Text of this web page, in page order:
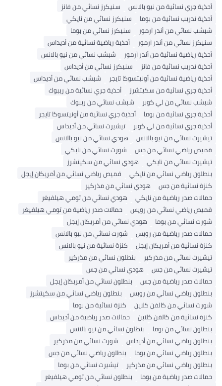
أحذية جري نسائية من نيو بالانس
سنيكرز نسائي من فانز
أحذية تدريب نسائية من بوما
سنيكرز نسائي من نايكي
شبشب نسائي من أندر آرمور
سنيكرز نسائي من بوما
سنيكرز نسائي من أندر آرمور
أحذية رياضية نسائية من أديداس
أحذية رياضية نسائية من أندر آرمور
شبشب نسائي من نيو بالانس
أحذية تدريب نسائية من فانز
سنيكرز نسائي من أديداس
أحذية رياضية نسائية من أونيتسوكا تايجر
شبشب نسائي من أديداس
أحذية جري نسائية من سكيتشرز
أحذية جري نسائية من ريبوك
شبشب نسائي من لي كوبر
شبشب نسائي من ريبوك
أحذية جري نسائية من بوما
أحذية جري نسائية من أونيتسوكا تايجر
أحذية جري نسائية من لي كوبر
تيشيرت نسائي من أديداس
تيشيرت نسائي من نيو بالانس
هودي نسائي من نيو بالانس
قميص رياضي نسائي من جس
شورت نسائي من نايكي
تيشيرت نسائي من نايكي
هودي نسائي من سكيتشرز
بنطلون رياضي نسائي من نايكي
قميص رياضي نسائي من أمريكان إيجل
كنزة نسائية من جس
هودي نسائي من مذركير
حمالات صدر رياضية من نايكي
هودي نسائي من تومي هيلفيغر
قميص رياضي نسائي من رويس
حمالات صدر رياضية من تومي هيلفيغر
شورت نسائي من بوما
هودي نسائي من أمريكان إيجل
حمالات صدر رياضية من رويس
شورت نسائي من نيو بالانس
كنزة نسائية من أمريكان إيجل
كنزة نسائية من نيو بالانس
تيشيرت نسائي من مذركير
بنطلون نسائي من مذركير
تيشيرت نسائي من جس
هودي نسائي من جس
حمالات صدر رياضية من جس
بنطلون نسائي من أمريكان إيجل
بنطلون رياضي نسائي من رويس
بنطلون رياضي نسائي من سكيتشرز
شورت نسائي من كالفن كلاين
كنزة نسائية من بوما
كنزة نسائية من كالفن كلاين
حمالات صدر رياضية من أديداس
بنطلون نسائي من بوما
بنطلون نسائي من نيو بالانس
بنطلون رياضي نسائي من أديداس
شورت نسائي من مذركير
بنطلون رياضي نسائي من بوما
بنطلون رياضي نسائي من جس
بنطلون رياضي نسائي من مذركير
تيشيرت نسائي من بوما
حمالات صدر رياضية من بوما
بنطلون نسائي من تومي هيلفيغر